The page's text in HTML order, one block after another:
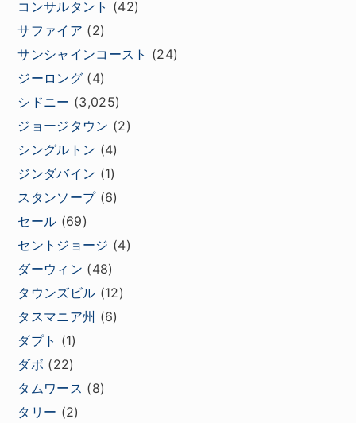
コンサルタント (42)
サファイア (2)
サンシャインコースト (24)
ジーロング (4)
シドニー (3,025)
ジョージタウン (2)
シングルトン (4)
ジンダバイン (1)
スタンソープ(6)
セール (69)
セントジョージ (4)
ダーウィン (48)
タウンズビル (12)
タスマニア州 (6)
ダプト (1)
ダボ (22)
タムワース (8)
タリー (2)